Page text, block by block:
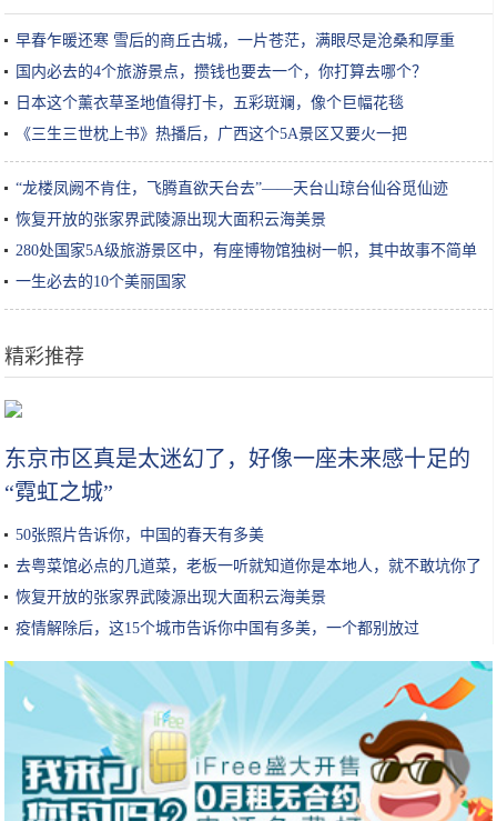
早春乍暖还寒 雪后的商丘古城，一片苍茫，满眼尽是沧桑和厚重
国内必去的4个旅游景点，攒钱也要去一个，你打算去哪个？
日本这个薰衣草圣地值得打卡，五彩斑斓，像个巨幅花毯
《三生三世枕上书》热播后，广西这个5A景区又要火一把
“龙楼凤阙不肯住，飞腾直欲天台去”——天台山琼台仙谷觅仙迹
恢复开放的张家界武陵源出现大面积云海美景
280处国家5A级旅游景区中，有座博物馆独树一帜，其中故事不简单
一生必去的10个美丽国家
精彩推荐
东京市区真是太迷幻了，好像一座未来感十足的
“霓虹之城”
50张照片告诉你，中国的春天有多美
去粤菜馆必点的几道菜，老板一听就知道你是本地人，就不敢坑你了
恢复开放的张家界武陵源出现大面积云海美景
疫情解除后，这15个城市告诉你中国有多美，一个都别放过